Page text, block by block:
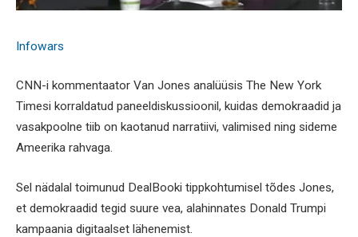
Infowars
CNN-i kommentaator Van Jones analüüsis The New York
Timesi korraldatud paneeldiskussioonil, kuidas demokraadid ja
vasakpoolne tiib on kaotanud narratiivi, valimised ning sideme
Ameerika rahvaga.
Sel nädalal toimunud DealBooki tippkohtumisel tõdes Jones,
et demokraadid tegid suure vea, alahinnates Donald Trumpi
kampaania digitaalset lähenemist.